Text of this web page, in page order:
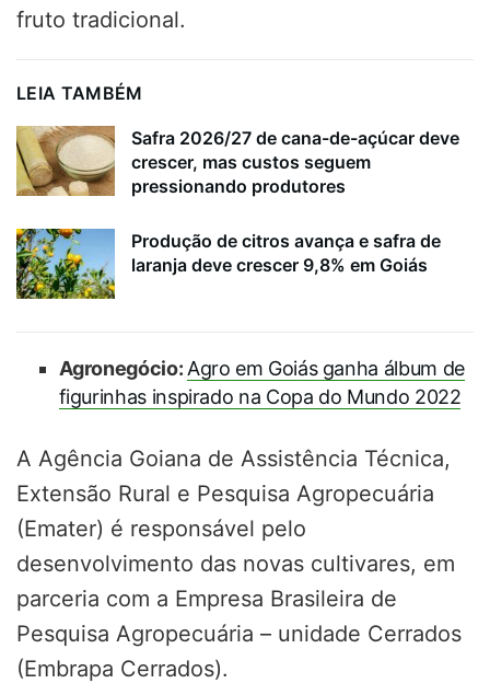
fruto tradicional.
LEIA TAMBÉM
Safra 2026/27 de cana-de-açúcar deve
crescer, mas custos seguem
pressionando produtores
Produção de citros avança e safra de
laranja deve crescer 9,8% em Goiás
Agronegócio: Agro em Goiás ganha álbum de
figurinhas inspirado na Copa do Mundo 2022
A Agência Goiana de Assistência Técnica,
Extensão Rural e Pesquisa Agropecuária
(Emater) é responsável pelo
desenvolvimento das novas cultivares, em
parceria com a Empresa Brasileira de
Pesquisa Agropecuária – unidade Cerrados
(Embrapa Cerrados).